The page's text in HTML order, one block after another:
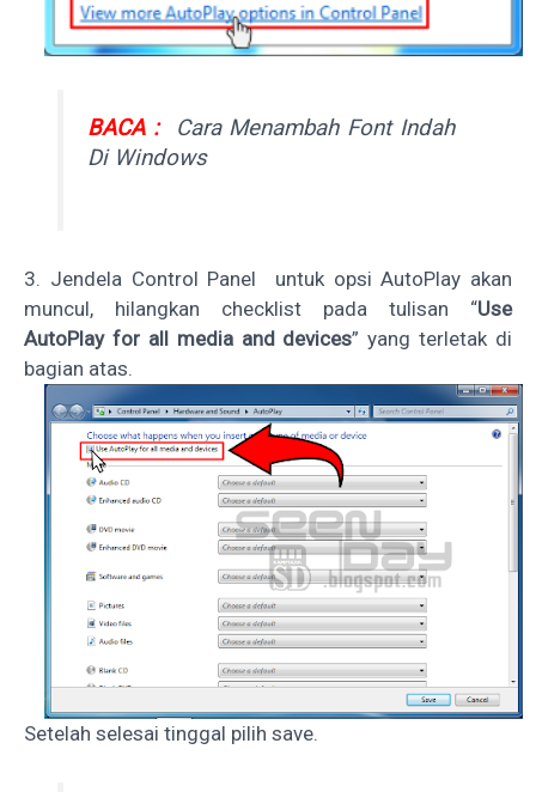
BACA :
Cara Menambah Font Indah
Di Windows
3. Jendela Control Panel untuk opsi AutoPlay akan
muncul, hilangkan checklist pada tulisan “Use
AutoPlay for all media and devices” yang terletak di
bagian atas.
Setelah selesai tinggal pilih save.